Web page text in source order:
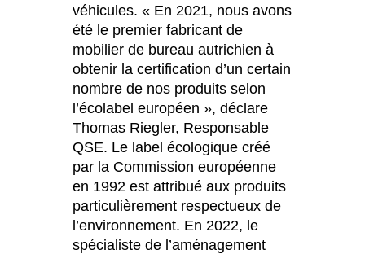
véhicules. « En 2021, nous avons
été le premier fabricant de
mobilier de bureau autrichien à
obtenir la certification d’un certain
nombre de nos produits selon
l’écolabel européen », déclare
Thomas Riegler, Responsable
QSE. Le label écologique créé
par la Commission européenne
en 1992 est attribué aux produits
particulièrement respectueux de
l’environnement. En 2022, le
spécialiste de l’aménagement